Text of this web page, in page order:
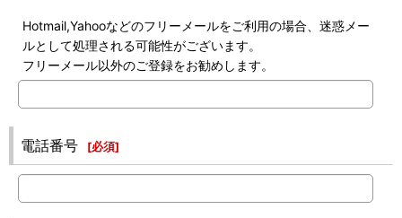
Hotmail,Yahooなどのフリーメールをご利用の場合、迷惑メー
ルとして処理される可能性がございます。
フリーメール以外のご登録をお勧めします。
電話番号 [必須]